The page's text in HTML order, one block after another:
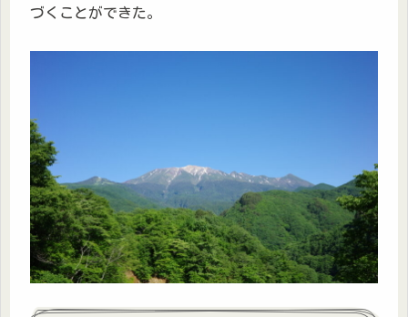
づくことができた。